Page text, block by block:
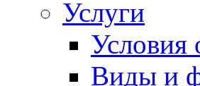
Услуги
Условия
Виды и